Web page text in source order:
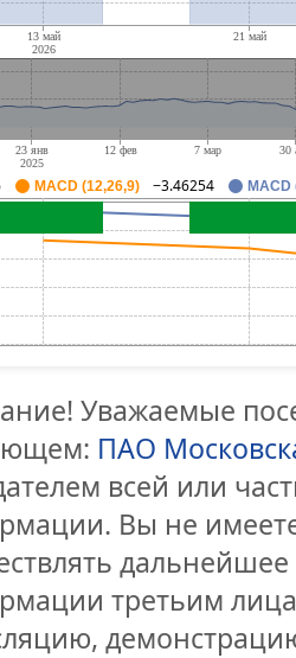
MACD (12,26,9) −3.46254 MACD
Уважаемые
ПАО
всей или
Вы не
третьим